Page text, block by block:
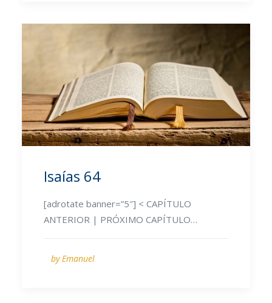
Isaías 64
[adrotate banner=”5″] < CAPÍTULO
ANTERIOR | PRÓXIMO CAPÍTULO…
by Emanuel